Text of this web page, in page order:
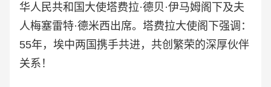
华人民共和国大使塔费拉·德贝·伊马姆阁下及夫
人梅塞雷特·德米西出席。 塔费拉大使阁下强调：
55年， 埃中两国携手共进，共创繁荣的深厚伙伴
关系！